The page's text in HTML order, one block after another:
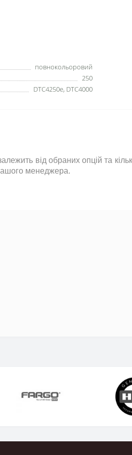
повнокольоровий
250
DTC4250e, DTC4000
від обраних опцій та
менеджера.